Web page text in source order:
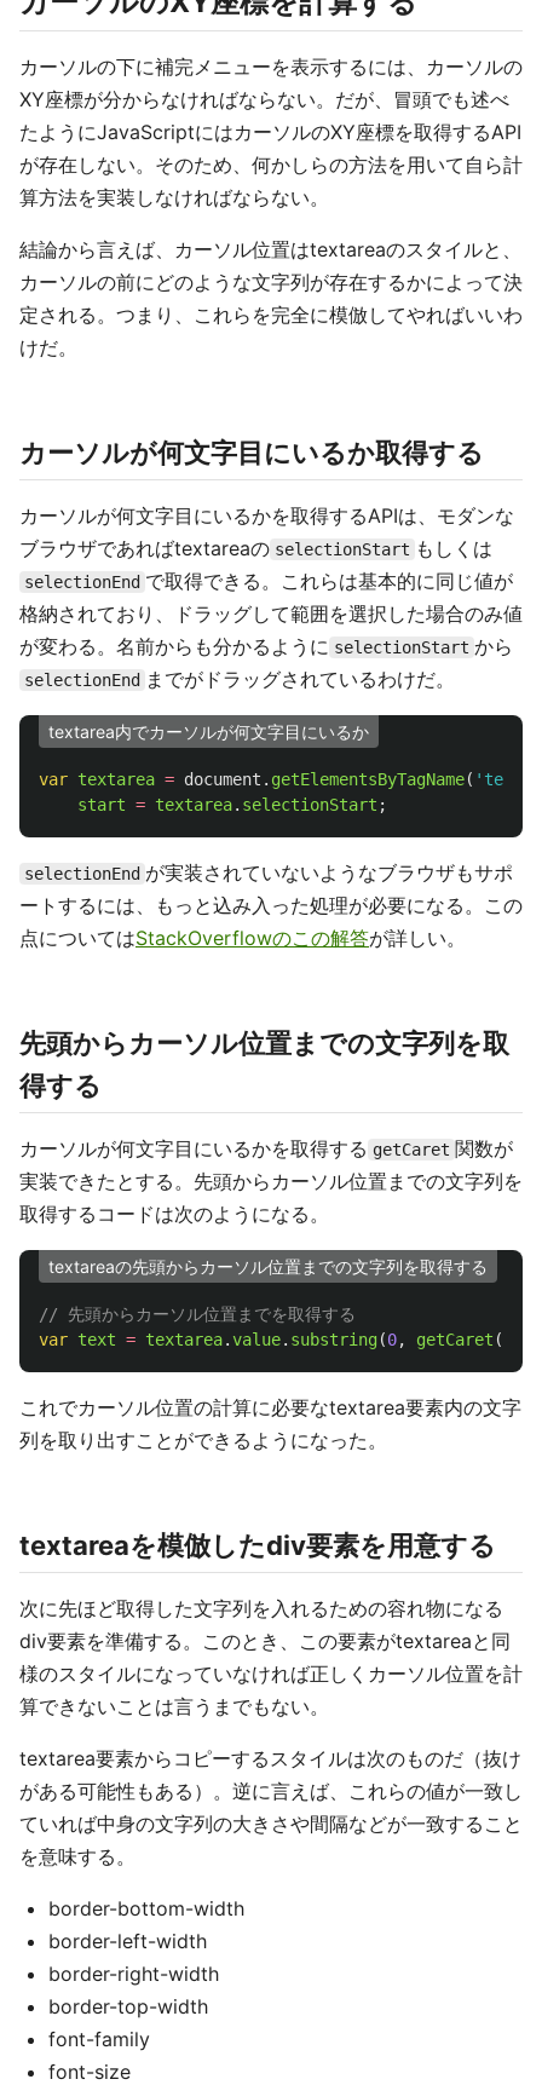
カーソルの下に補完メニューを表示するには、カーソルの
XY座標が分からなければならない。だが、冒頭でも述べ
たようにJavaScriptにはカーソルのXY座標を取得するAPI
が存在しない。そのため、何かしらの方法を用いて自ら計
算方法を実装しなければならない。
結論から言えば、カーソル位置はtextareaのスタイルと、
カーソルの前にどのような文字列が存在するかによって決
定される。つまり、これらを完全に模倣してやればいいわ
けだ。
カーソルが何文字目にいるか取得する
カーソルが何文字目にいるかを取得するAPIは、モダンな
ブラウザであればtextareaの selectionStart もしくは
selectionEnd で取得できる。これらは基本的に同じ値が
格納されており、ドラッグして範囲を選択した場合のみ値
が変わる。名前からも分かるように selectionStart から
selectionEnd までがドラッグされているわけだ。
textarea内でカーソルが何文字目にいるか
var textarea = document . getElementsByTagName( '
start = textarea. selectionStart ;
selectionEnd が実装されていないようなブラウザもサポ
ートするには、もっと込み入った処理が必要になる。この
点についてはStackOverflowのこの解答が詳しい。
先頭からカーソル位置までの文字列を取
得する
カーソルが何文字目にいるかを取得する getCaret 関数が
実装できたとする。先頭からカーソル位置までの文字列を
取得するコードは次のようになる。
textareaの先頭からカーソル位置までの文字列を取得する
// 先頭からカーソル位置までを取得する
var text = textarea.value. substring(0, getCaret (
これでカーソル位置の計算に必要なtextarea要素内の文字
列を取り出すことができるようになった。
textareaを模倣したdiv要素を用意する
次に先ほど取得した文字列を入れるための容れ物になる
div要素を準備する。このとき、この要素がtextareaと同
様のスタイルになっていなければ正しくカーソル位置を計
算できないことは言うまでもない。
textarea要素からコピーするスタイルは次のものだ（抜け
がある可能性もある）。逆に言えば、これらの値が一致し
ていれば中身の文字列の大きさや間隔などが一致すること
を意味する。
border-bottom-width
border-left-width
border-right-width
border-top-width
font-family
font-size